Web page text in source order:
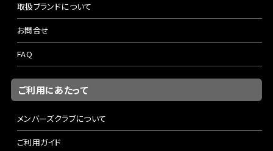
取扱ブランドについて
お問合せ
FAQ
ご利用にあたって
メンバーズクラブについて
ご利用ガイド